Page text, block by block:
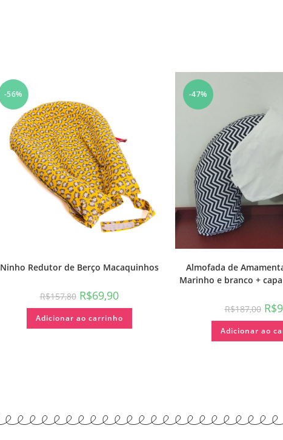
-56%
Ninho Redutor de Berço Macaquinhos
R$157,80 R$69,90
Adicionar ao carrinho
-47%
Almofada de
Marinho e branco +
R$187,00 R$
Adicionar ao